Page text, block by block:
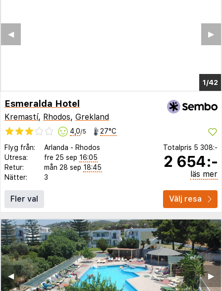
1/37
▶︎
◀︎
Esmeralda Hotel
Kremastí, Rhodos, Grekland
4,0/5 27°C
Flyg från: Arlanda - Rhodos
Utresa:
fre 25 sep 16:05
Retur:
mån 28 sep 18:45
Nätter:
3
Totalpris 5 308:-
2 654:-
läs mer
Fler val Välj resa
▶︎
◀︎